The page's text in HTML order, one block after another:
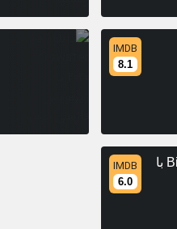
IMDB
8.1
دانلود فیلم Birthday Girl 2001 با
IMDB
6.0